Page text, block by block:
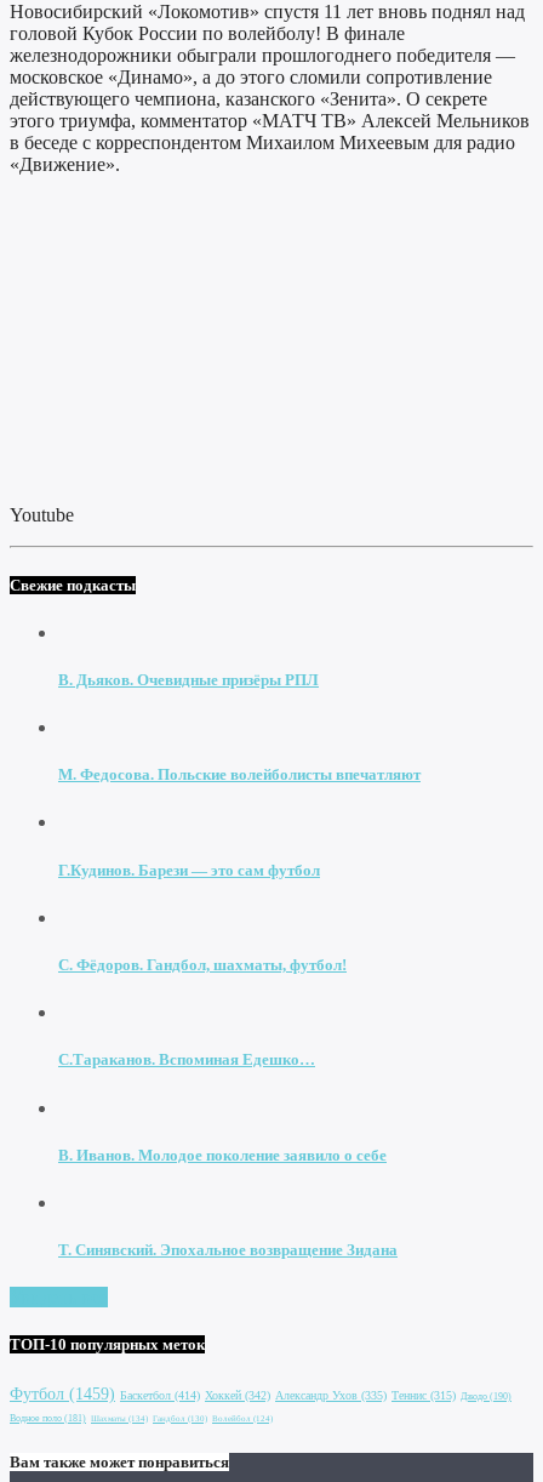
Новосибирский «Локомотив» спустя 11 лет вновь поднял над
головой Кубок России по волейболу! В финале
железнодорожники обыграли прошлогоднего победителя —
московское «Динамо», а до этого сломили сопротивление
действующего чемпиона, казанского «Зенита». О секрете
этого триумфа, комментатор «МАТЧ ТВ» Алексей Мельников
в беседе с корреспондентом Михаилом Михеевым для радио
«Движение».
Youtube
Свежие подкасты
В. Дьяков. Очевидные призёры РПЛ
М. Федосова. Польские волейболисты впечатляют
Г.Кудинов. Барези — это сам футбол
С. Фёдоров. Гандбол, шахматы, футбол!
С.Тараканов. Вспоминая Едешко…
В. Иванов. Молодое поколение заявило о себе
Т. Синявский. Эпохальное возвращение Зидана
ТОП-10 популярных меток
Футбол (1459) Баскетбол (414) Хоккей (342) Александр Ухов (335) Теннис (315) Дзюдо (190)
Водное поло (181) Шахматы (134) Гандбол (130) Волейбол (124)
Вам также может понравиться